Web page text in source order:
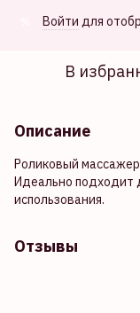
Войти для
В
Описание
Роликовый
Идеально подходит
использования.
Отзывы